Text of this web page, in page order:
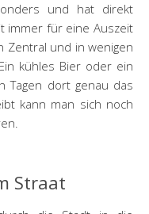
und hat direkt
immer für eine Auszeit
Zentral und in wenigen
kühles Bier oder ein
Tagen dort genau das
kann man sich noch
Straat